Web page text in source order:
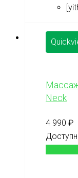
Neck
4 990 ₽